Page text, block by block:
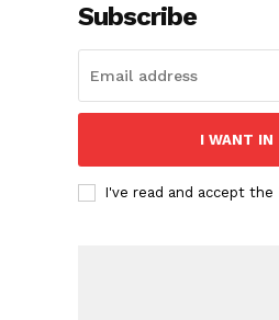
Subscribe
I WANT IN
I've read and accept the